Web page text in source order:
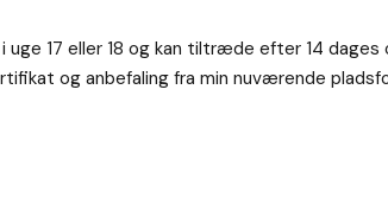
17 eller 18 og kan tiltræde efter 14 dages
og anbefaling fra min nuværende